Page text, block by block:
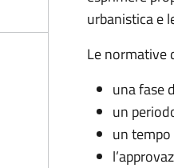
urbanistica e
Le normative
una fase
un
un